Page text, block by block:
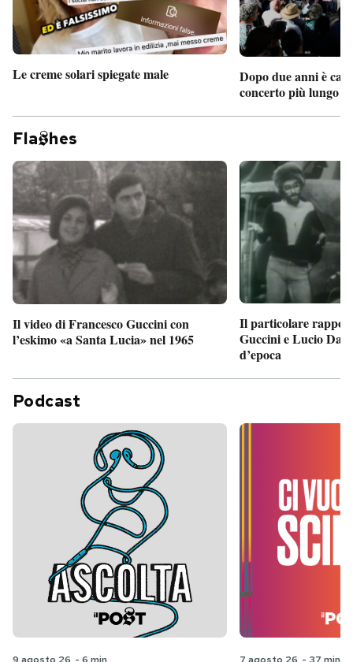
Le creme solari spiegate male
Dopo due anni è
concerto più lungo
Fla hes
Il video di Francesco Guccini con
l’eskimo «a Santa Lucia» nel 1965
Il particolare
Guccini e Lucio
d’epoca
Podcast